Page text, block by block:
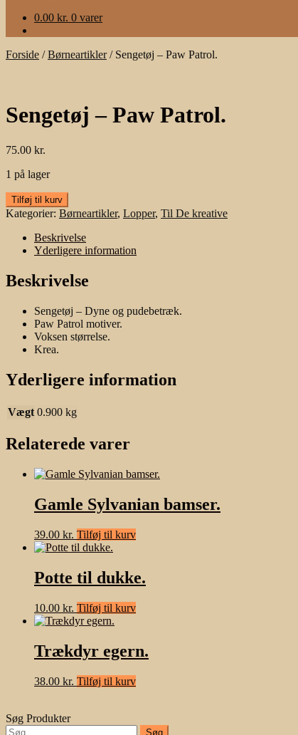
0.00 kr. 0 varer
Forside /Børneartikler/ Sengetøj – Paw Patrol.
Sengetøj – Paw Patrol.
75.00 kr.
1 på lager
Sengetøj
-
Patrol.
antal
Tilføj til kurv
Kategorier: Børneartikler, Lopper, Til De kreative
Beskrivelse
Yderligere information
Beskrivelse
Sengetøj – Dyne og pudebetræk.
Paw Patrol motiver.
Voksen størrelse.
Krea.
Yderligere information
Vægt 0.900 kg
Relaterede varer
Gamle Sylvanian bamser.
39.00 kr. Tilføj til kurv
Potte til dukke.
10.00 kr. Tilføj til kurv
Trækdyr egern.
38.00 kr. Tilføj til kurv
Søg Produkter
Søg